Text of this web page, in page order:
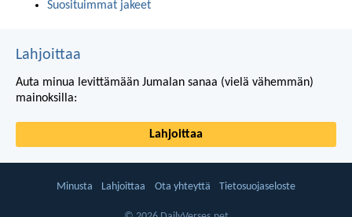
Suosituimmat jakeet
Lahjoittaa
Auta minua levittämään Jumalan sanaa (vielä vähemmän)
mainoksilla:
Lahjoittaa
Minusta Lahjoittaa Ota yhteyttä Tietosuojaseloste